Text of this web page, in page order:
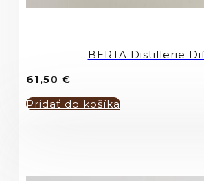
BERTA Distillerie
61,50 €
Pridať do košíka